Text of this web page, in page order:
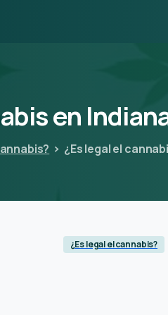
en
¿Es legal el
¿Es legal el cannabis?